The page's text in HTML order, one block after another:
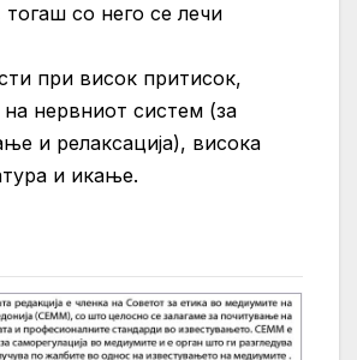
тогаш со него се лечи
при висок притисок,
на нервниот систем (за
и релаксација), висока
и икање.